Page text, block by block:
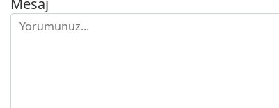
Mesaj